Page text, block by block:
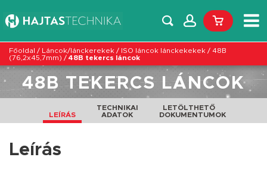
Főoldal / Láncok/lánckerekek / ISO láncok lánckekekek / 48B
(76,2x45,7mm) /48B tekercs láncok
48B TEKERCS LÁNCOK
LEÍRÁS
TECHNIKAI
ADATOK
LETÖLTHETŐ
DOKUMENTUMOK
Leírás